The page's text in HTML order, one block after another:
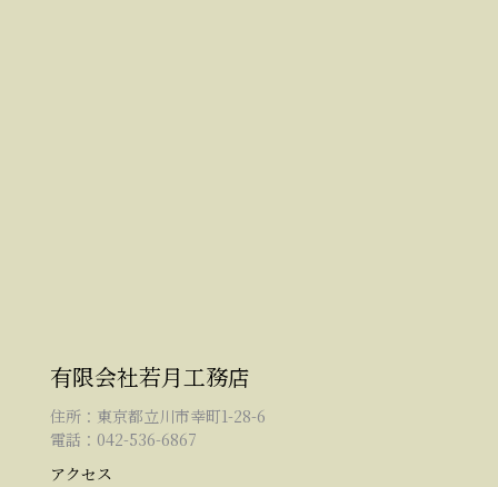
有限会社若月工務店
住所：東京都立川市幸町1-28-6
電話：042-536-6867
アクセス